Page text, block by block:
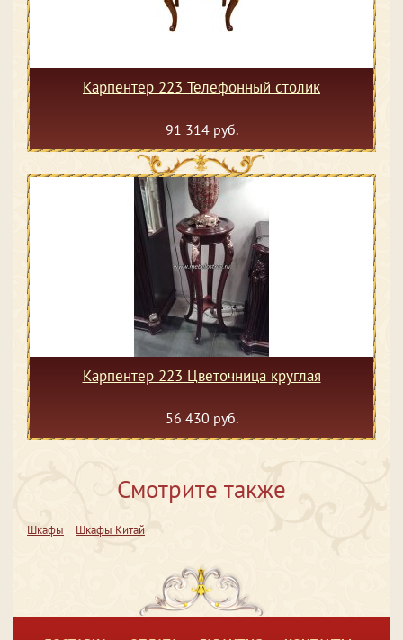
Карпентер 223 Телефонный столик
91 314 руб.
Карпентер 223 Цветочница круглая
56 430 руб.
Смотрите также
Шкафы Шкафы Китай